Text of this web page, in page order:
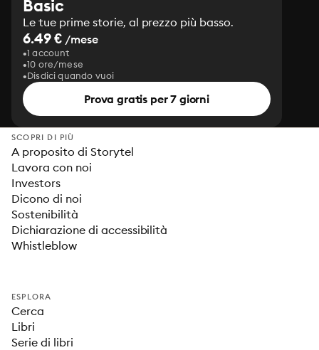
Basic
Le tue prime storie, al prezzo più basso.
6.49 € /mese
1 account
10 ore/mese
Disdici quando vuoi
Prova gratis per 7 giorni
SCOPRI DI PIÙ
A proposito di Storytel
Lavora con noi
Investors
Dicono di noi
Sostenibilità
Dichiarazione di accessibilità
Whistleblow
ESPLORA
Cerca
Libri
Serie di libri